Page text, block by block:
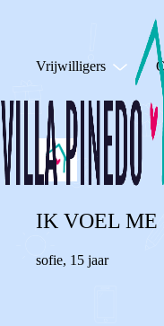
Vrijwilligers
IK VOEL ME
sofie, 15 jaar